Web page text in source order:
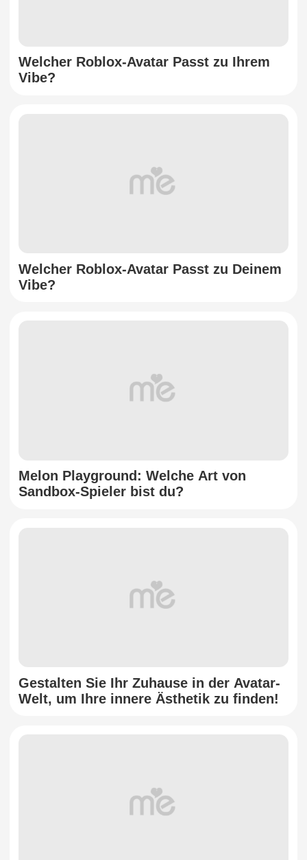
Welcher Roblox-Avatar Passt zu Ihrem
Vibe?
Welcher Roblox-Avatar Passt zu Deinem
Vibe?
Melon Playground: Welche Art von
Sandbox-Spieler bist du?
Gestalten Sie Ihr Zuhause in der Avatar-
Welt, um Ihre innere Ästhetik zu finden!